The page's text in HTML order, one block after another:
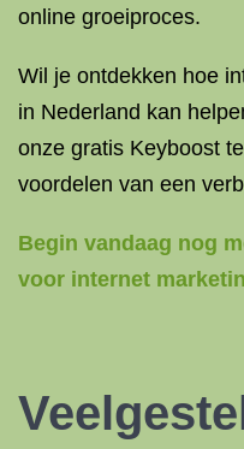
online groeiproces.
Wil je ontdekken hoe
in Nederland kan
onze gratis Keyboost
voordelen van een
Begin vandaag nog
voor internet